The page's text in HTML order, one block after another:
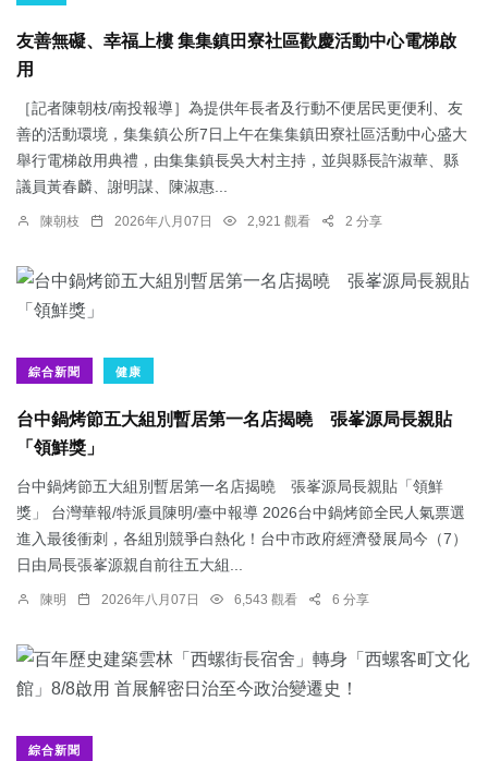
友善無礙、幸福上樓 集集鎮田寮社區歡慶活動中心電梯啟
用
［記者陳朝枝/南投報導］為提供年長者及行動不便居民更便利、友
善的活動環境，集集鎮公所7日上午在集集鎮田寮社區活動中心盛大
舉行電梯啟用典禮，由集集鎮長吳大村主持，並與縣長許淑華、縣
議員黃春麟、謝明謀、陳淑惠...
陳朝枝 2026年八月07日 2,921 觀看 2 分享
綜合新聞 健康
台中鍋烤節五大組別暫居第一名店揭曉 張峯源局長親貼
「領鮮獎」
台中鍋烤節五大組別暫居第一名店揭曉 張峯源局長親貼「領鮮
獎」 台灣華報/特派員陳明/臺中報導 2026台中鍋烤節全民人氣票選
進入最後衝刺，各組別競爭白熱化！台中市政府經濟發展局今（7）
日由局長張峯源親自前往五大組...
陳明 2026年八月07日 6,543 觀看 6 分享
綜合新聞